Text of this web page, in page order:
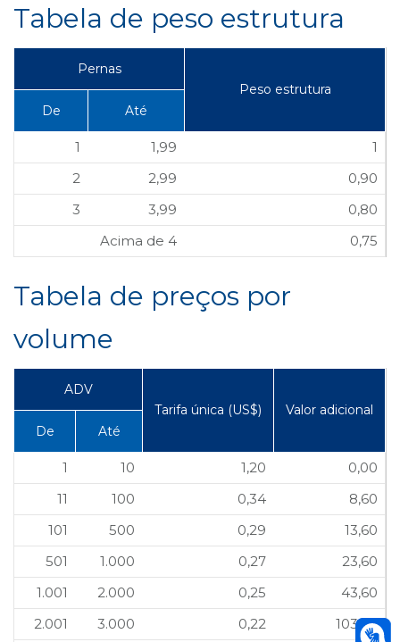
Tabela de peso estrutura
Pernas
Peso estrutura
De
Até
1 1,99
1
2
2,99
0,90
3
3,99
0,80
Acima de 4
0,75
Tabela de preços por
volume
ADV
Tarifa única (US$)
Valor adicional
De
Até
1 10 1,20
0,00
11
100 0,34
8,60
101
500 0,29
13,60
501
1.000 0,27
23,60
1.001
2.000 0,25
43,60
2.001
3.000 0,22
103,60